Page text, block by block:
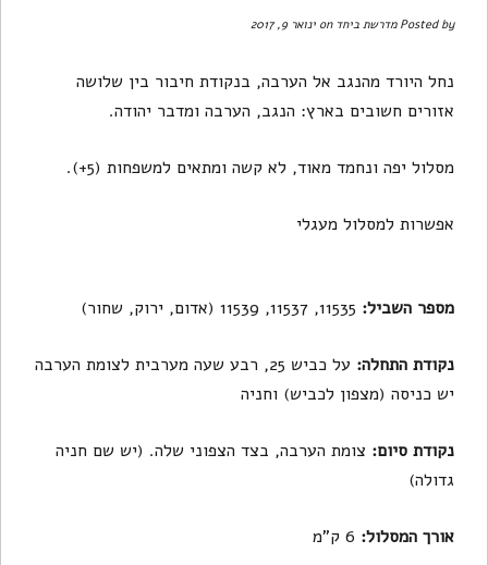
Posted by מדרשת ביחד on ינואר 9, 2017
נחל היורד מהנגב אל הערבה, בנקודת חיבור בין שלושה
אזורים חשובים בארץ: הנגב, הערבה ומדבר יהודה.
מסלול יפה ונחמד מאוד, לא קשה ומתאים למשפחות (5+).
אפשרות למסלול מעגלי
מספר השביל: 11535, 11537, 11539 (אדום, ירוק, שחור)
נקודת התחלה:
על כביש 25, רבע שעה מערבית לצומת הערבה
יש כניסה (מצפון לכביש) וחניה
נקודת סיום: צומת הערבה, בצד הצפוני שלה. (יש שם חניה
גדולה)
אורך המסלול: 6 ק"מ